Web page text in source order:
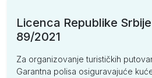
Licenca Republike
89/2021
Za organizovanje turističkih
Garantna polisa osiguravajuće